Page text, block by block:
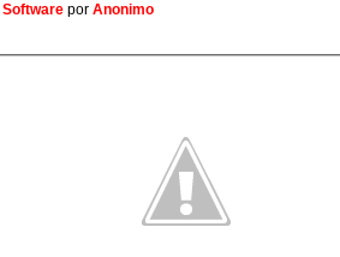
Software por Anonimo